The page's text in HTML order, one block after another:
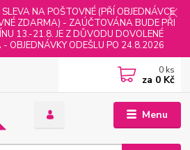
NA POŠTOVNÉ (PŘÍ OBJEDNÁVCE
ZDARMA) - ZAÚČTOVÁNA BUDE PŘI
13.-21.8. JE Z DŮVODU DOVOLENÉ
OBJEDNÁVKY ODEŠLU PO 24.8.2026
Menu
0 ks
za 0 Kč